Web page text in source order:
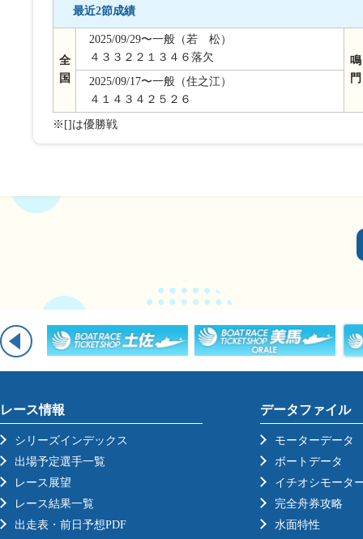
最近2節成績
全
国
2025/09/29〜一般（若 松）
４３３２２１３４６落欠
鳴
門
2025/09/17〜一般（住之江）
４１４３４２５２６
※[]は優勝戦
レース情報
シリーズインデックス
出場予定選手一覧
レース展望
レース結果一覧
出走表・前日予想PDF
データファイル
モーターデータ
ボートデータ
イチオシモータ
完全舟券攻略
水面特性